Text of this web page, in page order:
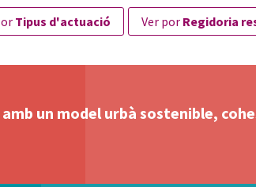
Tipus d'actuació ver por Regidoria
un model urbà sostenible,